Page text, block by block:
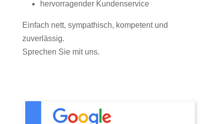
hervorragender Kundenservice
Einfach nett, sympathisch, kompetent und
zuverlässig.
Sprechen Sie mit uns.